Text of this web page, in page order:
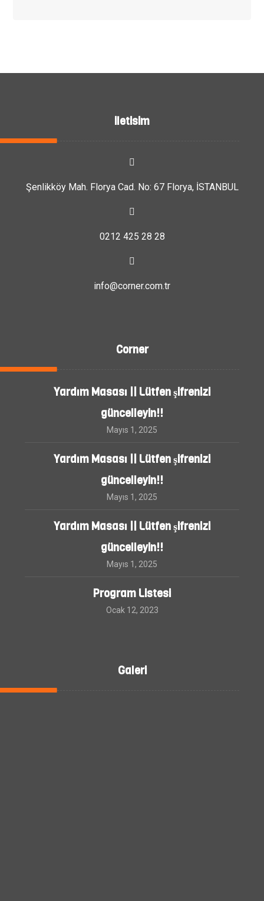
iletisim
Şenlikköy Mah. Florya Cad. No: 67 Florya, İSTANBUL
0212 425 28 28
info@corner.com.tr
Corner
Yardım Masası || Lütfen şifrenizi
güncelleyin!!
Mayıs 1, 2025
Yardım Masası || Lütfen şifrenizi
güncelleyin!!
Mayıs 1, 2025
Yardım Masası || Lütfen şifrenizi
güncelleyin!!
Mayıs 1, 2025
Program Listesi
Ocak 12, 2023
Galeri